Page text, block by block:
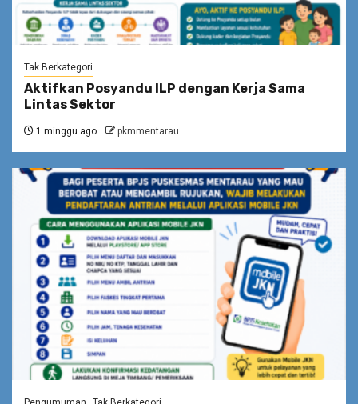
Tak Berkategori
Aktifkan Posyandu ILP dengan Kerja Sama
Lintas Sektor
1 minggu ago pkmmentarau